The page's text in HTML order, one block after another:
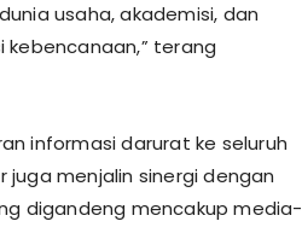
usaha, akademisi, dan
terang
informasi darurat ke seluruh
juga menjalin sinergi dengan
digandeng mencakup media-